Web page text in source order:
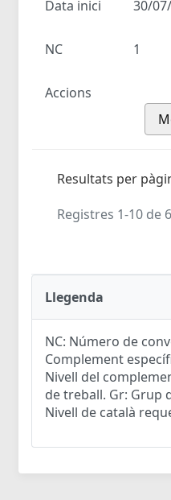
Data inici 30/
NC 1
Accions
Resultats per
Registres 1-10 de
Llegenda
NC: Número de
Complement
Nivell del
de treball. Gr: Grup
Nivell de català